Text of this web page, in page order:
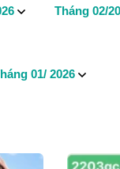
Tháng 02/
01/ 2026